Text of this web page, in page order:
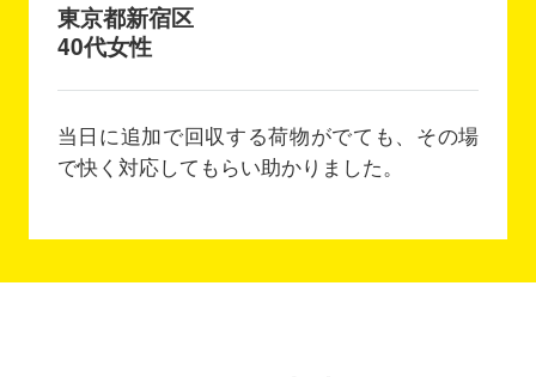
東京都新宿区
40代女性
当日に追加で回収する荷物がでても、その場
で快く対応してもらい助かりました。